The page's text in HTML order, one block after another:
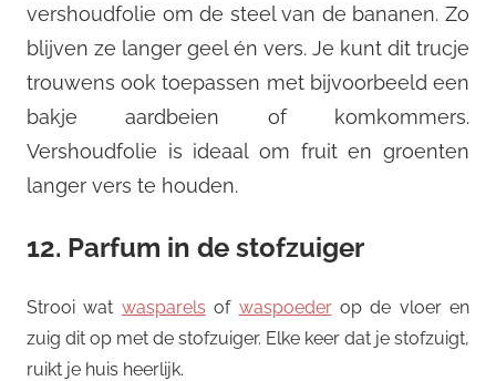
vershoudfolie om de steel van de bananen. Zo
blijven ze langer geel én vers. Je kunt dit trucje
trouwens ook toepassen met bijvoorbeeld een
bakje aardbeien of komkommers.
Vershoudfolie is ideaal om fruit en groenten
langer vers te houden.
12. Parfum in de stofzuiger
Strooi wat wasparels of waspoederop de vloer en
zuig dit op met de stofzuiger. Elke keer dat je stofzuigt,
ruikt je huis heerlijk.